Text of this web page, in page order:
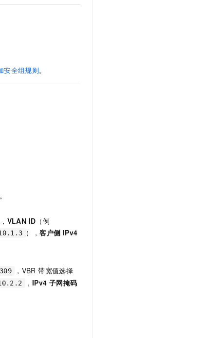
安全组规则。
VLAN ID （例
），客户侧 IPv4
，VBR 带宽值选择
，IPv4 子网掩码